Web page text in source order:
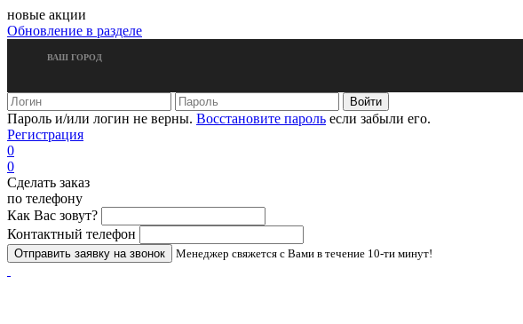
новые акции
Обновление в разделе
ВАШ ГОРОД
Пароль и/или логин не верны. Восстановите пароль если забыли его.
Регистрация
0
0
Сделать заказ
по телефону
Как Вас зовут?
Контактный телефон
Менеджер свяжется с Вами в течение 10-ти минут!